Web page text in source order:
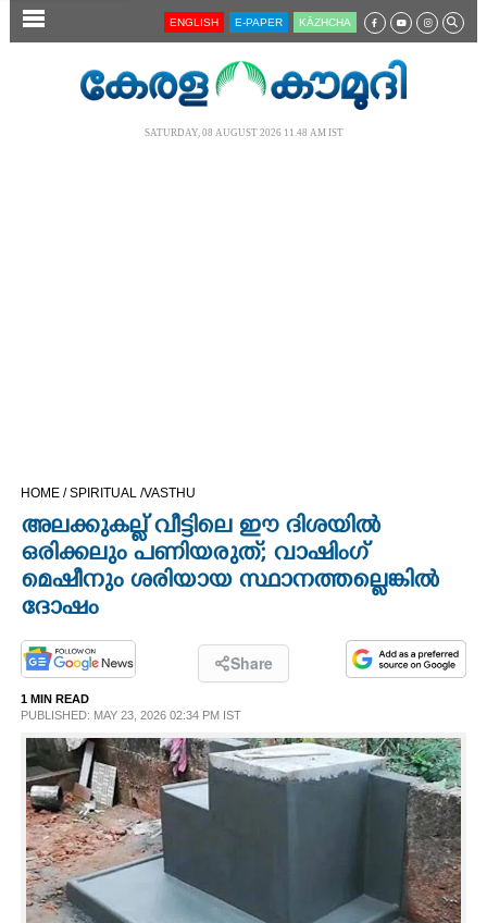
SECTIONS
OPINION
LIFESTYLE
SPIRITUAL
INFO+
ART
ENGLISH E-PAPER KĀZHCHA
SATURDAY, 08 AUGUST 2026 11.48 AM IST
HOME /SPIRITUAL /VASTHU
അലക്കുകല്ല് വീട്ടിലെ ഈ ദിശയിൽ
ഒരിക്കലും പണിയരുത്; വാഷിംഗ്
മെഷീനും ശരിയായ സ്ഥാനത്തല്ലെങ്കിൽ
ദോഷം
Share
1 MIN READ
PUBLISHED: MAY 23, 2026 02:34 PM IST